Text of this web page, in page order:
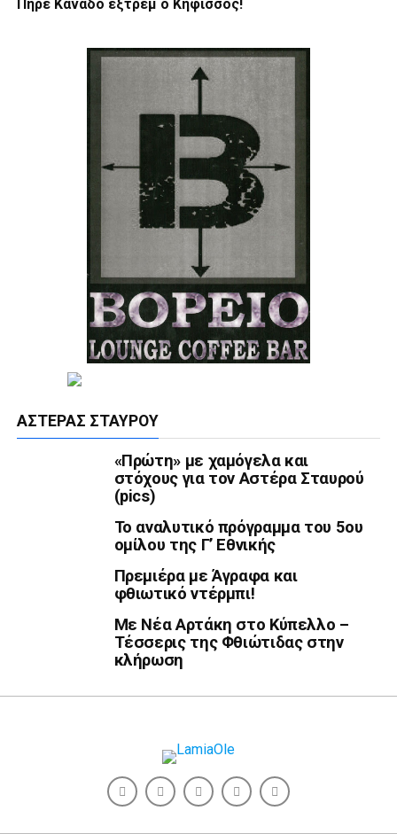
Πήρε Καναδό εξτρέμ ο Κηφισσός!
ΑΣΤΈΡΑΣ ΣΤΑΥΡΟΎ
«Πρώτη» με χαμόγελα και
στόχους για τον Αστέρα Σταυρού
(pics)
Το αναλυτικό πρόγραμμα του 5ου
ομίλου της Γ’ Εθνικής
Πρεμιέρα με Άγραφα και
φθιωτικό ντέρμπι!
Με Νέα Αρτάκη στο Κύπελλο –
Τέσσερις της Φθιώτιδας στην
κλήρωση